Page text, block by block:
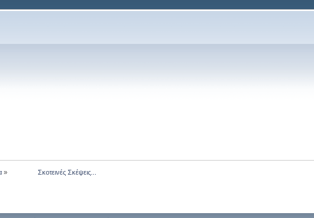
»
               Σκοτεινές Σκέψεις...